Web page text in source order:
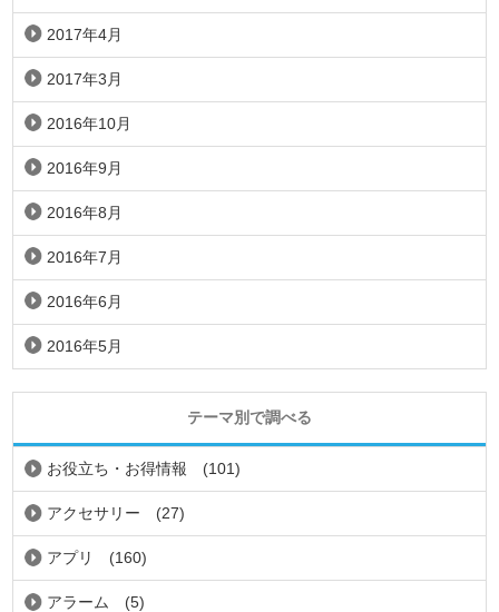
2017年4月
2017年3月
2016年10月
2016年9月
2016年8月
2016年7月
2016年6月
2016年5月
テーマ別で調べる
お役立ち・お得情報 (101)
アクセサリー (27)
アプリ (160)
アラーム (5)